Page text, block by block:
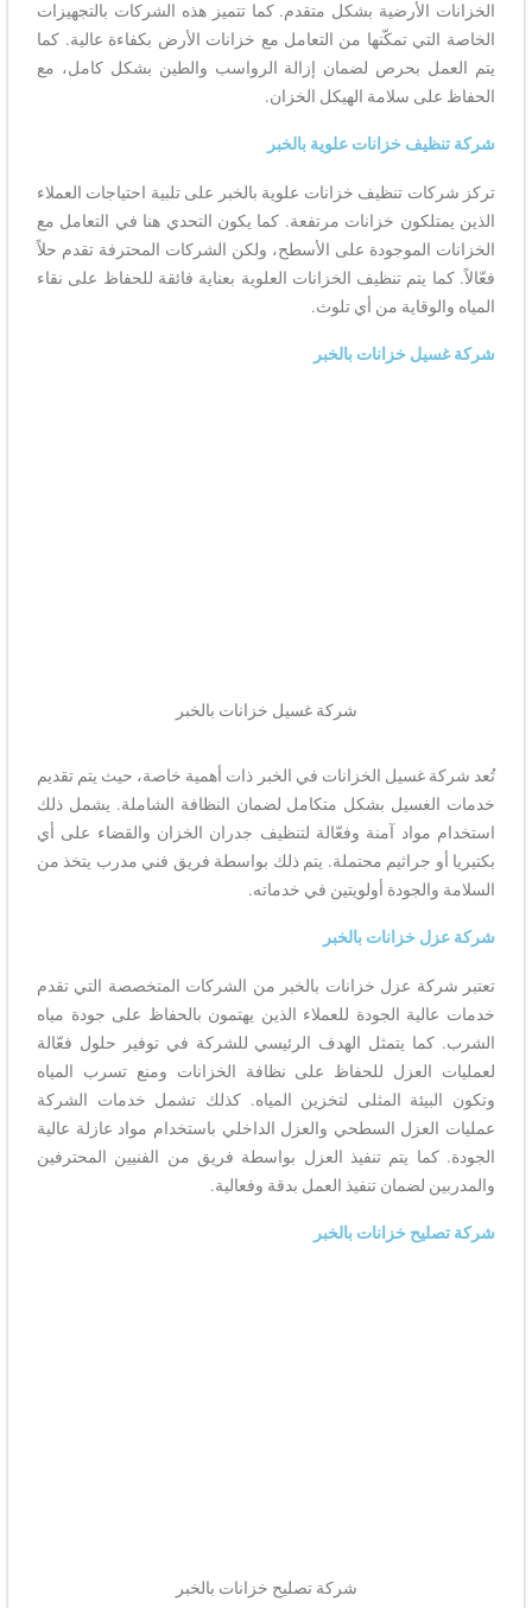
الخزانات الأرضية بشكل متقدم. كما تتميز هذه الشركات بالتجهيزات
الخاصة التي تمكّنها من التعامل مع خزانات الأرض بكفاءة عالية. كما
يتم العمل بحرص لضمان إزالة الرواسب والطين بشكل كامل، مع
الحفاظ على سلامة الهيكل الخزان.
شركة تنظيف خزانات علوية بالخبر
تركز شركات تنظيف خزانات علوية بالخبر على تلبية احتياجات العملاء
الذين يمتلكون خزانات مرتفعة. كما يكون التحدي هنا في التعامل مع
الخزانات الموجودة على الأسطح، ولكن الشركات المحترفة تقدم حلاً
فعّالاً. كما يتم تنظيف الخزانات العلوية بعناية فائقة للحفاظ على نقاء
المياه والوقاية من أي تلوث.
شركة غسيل خزانات بالخبر
شركة غسيل خزانات بالخبر
تُعد شركة غسيل الخزانات في الخبر ذات أهمية خاصة، حيث يتم تقديم
خدمات الغسيل بشكل متكامل لضمان النظافة الشاملة. يشمل ذلك
استخدام مواد آمنة وفعّالة لتنظيف جدران الخزان والقضاء على أي
بكتيريا أو جراثيم محتملة. يتم ذلك بواسطة فريق فني مدرب يتخذ من
السلامة والجودة أولويتين في خدماته.
شركة عزل خزانات بالخبر
تعتبر شركة عزل خزانات بالخبر من الشركات المتخصصة التي تقدم
خدمات عالية الجودة للعملاء الذين يهتمون بالحفاظ على جودة مياه
الشرب. كما يتمثل الهدف الرئيسي للشركة في توفير حلول فعّالة
لعمليات العزل للحفاظ على نظافة الخزانات ومنع تسرب المياه
وتكون البيئة المثلى لتخزين المياه. كذلك تشمل خدمات الشركة
عمليات العزل السطحي والعزل الداخلي باستخدام مواد عازلة عالية
الجودة. كما يتم تنفيذ العزل بواسطة فريق من الفنيين المحترفين
والمدربين لضمان تنفيذ العمل بدقة وفعالية.
شركة تصليح خزانات بالخبر
شركة تصليح خزانات بالخبر